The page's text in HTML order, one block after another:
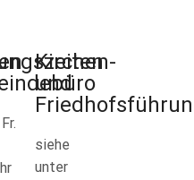
Kirchen-
und
siehe
unter